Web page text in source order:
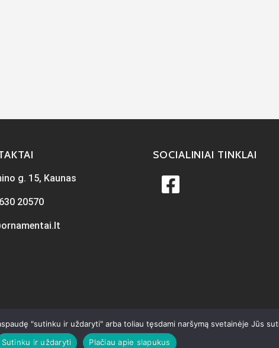
g. 15, Kaunas
20570
SOCIALINIAI TINKLAI
teisės priklauso Ornamentai.lt © 2026Privatumo politika
"sutinku ir uždaryti" arba toliau tęsdami naršymą svetainėje Jūs
Sutinku ir uždaryti
Plačiau apie slapukus